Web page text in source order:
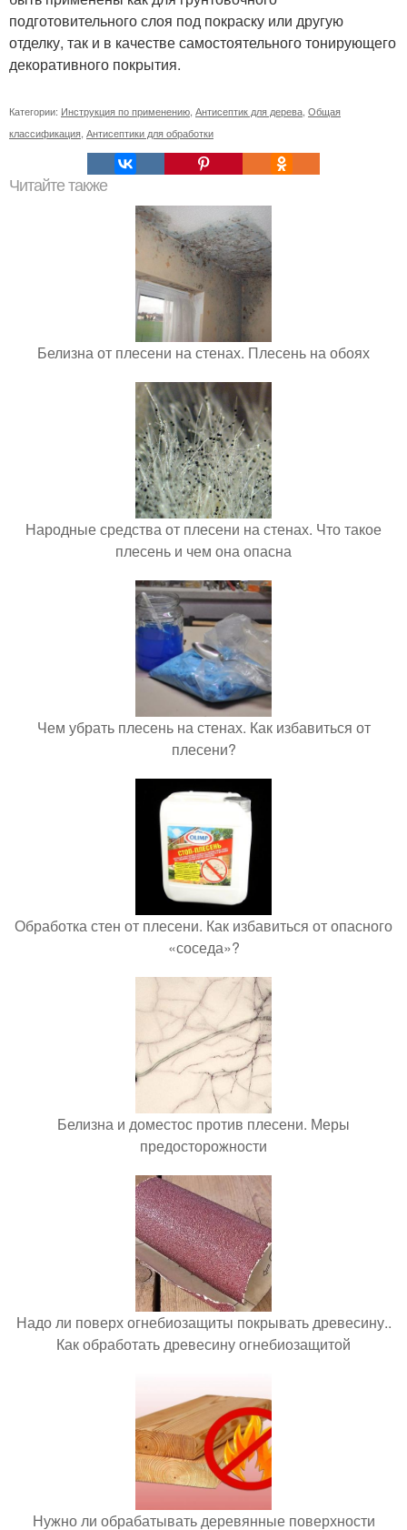
подготовительного слоя под покраску или другую
отделку, так и в качестве самостоятельного тонирующего
декоративного покрытия.
Категории: Инструкция по применению Антисептик для дерева Общая
классификация Антисептики для обработки
Читайте также
Белизна от плесени на стенах. Плесень на обоях
Народные средства от плесени на стенах. Что такое
плесень и чем она опасна
Чем убрать плесень на стенах. Как избавиться от
плесени?
Обработка стен от плесени. Как избавиться от опасного
«соседа»?
Белизна и доместос против плесени. Меры
предосторожности
Надо ли поверх огнебиозащиты покрывать древесину..
Как обработать древесину огнебиозащитой
Нужно ли обрабатывать деревянные поверхности